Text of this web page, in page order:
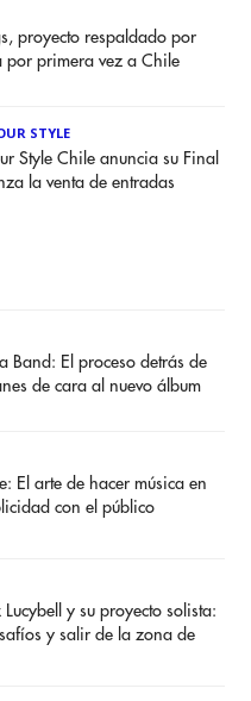
proyecto respaldado por
por primera vez a Chile
STYLE
Style Chile anuncia su Final
la venta de entradas
Band: El proceso detrás de
de cara al nuevo álbum
El arte de hacer música en
con el público
y su proyecto solista:
y salir de la zona de